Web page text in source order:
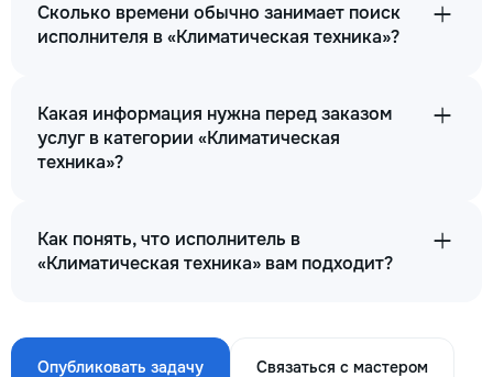
Сколько времени обычно занимает поиск
исполнителя в «Климатическая техника»?
Какая информация нужна перед заказом
услуг в категории «Климатическая
техника»?
Как понять, что исполнитель в
«Климатическая техника» вам подходит?
Опубликовать задачу Связаться с мастером